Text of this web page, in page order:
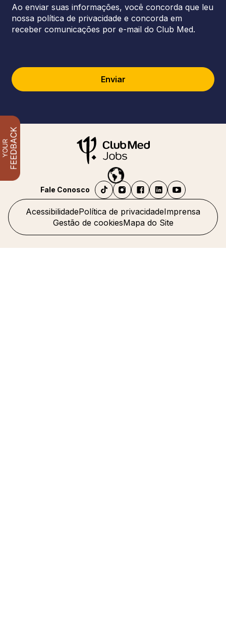
Ao enviar suas informações, você concorda que leu
nossa política de privacidade e concorda em
receber comunicações por e-mail do Club Med.
Enviar
AcessibilidadePolítica de privacidadeImprensa
Gestão de cookiesMapa do Site
Fale Conosco